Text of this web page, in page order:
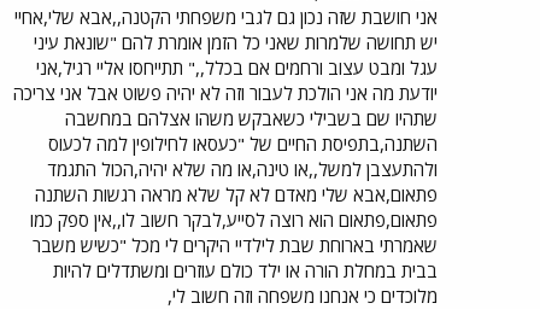
אני חושבת שזה נכון גם לגבי משפחתי הקטנה,,אבא שלי,אחיי
יש תחושה שלמרות שאני כל הזמן אומרת להם "שונאת עיני
עגל ומבט עצוב ורחמים אם בכלל,," תתייחסו אליי רגיל,אני
יודעת מה אני הולכת לעבור וזה לא יהיה פשוט אבל אני צריכה
שתהיו שם בשבילי כשאבקש משהו אצלהם במחשבה
השתנה,בתפיסת החיים של "כעסאו לחילופין למה לכעוס
ולהתעצבן למשל,,או טינה,או מה שלא יהיה,הכול התגמד
פתאום,אבא שלי מאדם לא קל שלא מראה רגשות השתנה
פתאום,פתאום הוא רוצה לסייע,לבקר חשוב לו,,אין ספק כמו
שאמרתי בארוחת שבת לילדיי היקרים לי מכל "כשיש משבר
בבית במחלת הורה או ילד כולם עוזרים ומשתדלים להיות
מלוכדים כי אנחנו משפחה וזה חשוב לי,